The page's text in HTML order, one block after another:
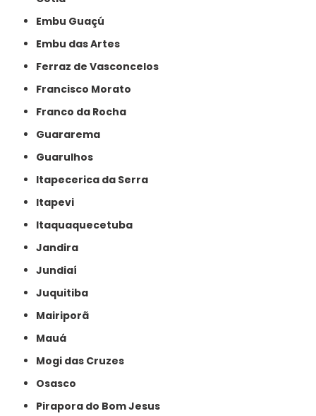
Embu Guaçú
Embu das Artes
Ferraz de Vasconcelos
Francisco Morato
Franco da Rocha
Guararema
Guarulhos
Itapecerica da Serra
Itapevi
Itaquaquecetuba
Jandira
Jundiaí
Juquitiba
Mairiporã
Mauá
Mogi das Cruzes
Osasco
Pirapora do Bom Jesus